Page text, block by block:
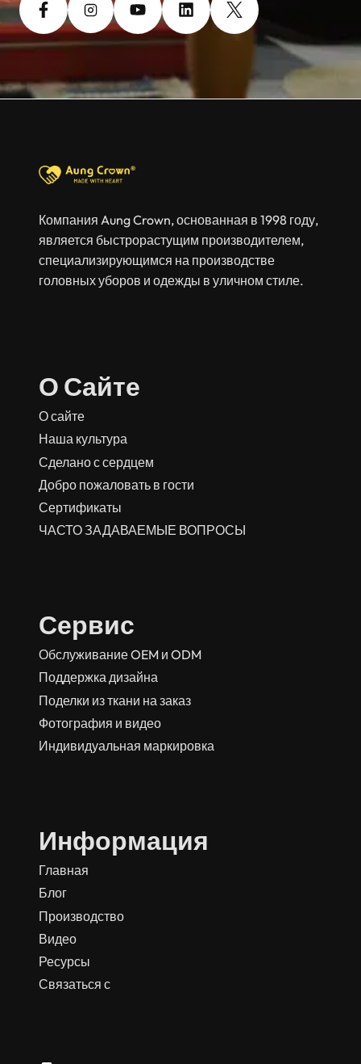
Компания Aung Crown, основанная в 1998 году,
является быстрорастущим производителем,
специализирующимся на производстве
головных уборов и одежды в уличном стиле.
О Сайте
О сайте
Наша культура
Сделано с сердцем
Добро пожаловать в гости
Сертификаты
ЧАСТО ЗАДАВАЕМЫЕ ВОПРОСЫ
Сервис
Обслуживание OEM и ODM
Поддержка дизайна
Поделки из ткани на заказ
Фотография и видео
Индивидуальная маркировка
Информация
Главная
Блог
Производство
Видео
Ресурсы
Связаться с